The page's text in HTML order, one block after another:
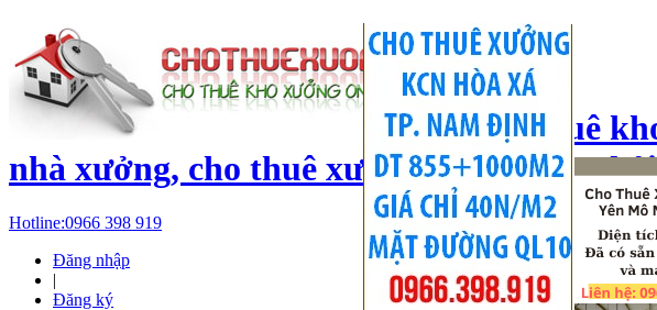
cho thuê
nhà xưởng, cho thuê xưởng, kho xưởng hải
Hotline:0966 398 919
Đăng nhập
|
Đăng ký